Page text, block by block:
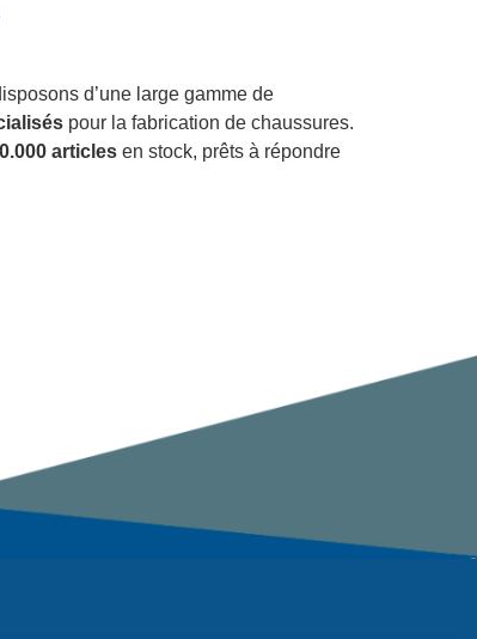
d’une large gamme de
pour la fabrication de chaussures.
articles en stock, prêts à répondre